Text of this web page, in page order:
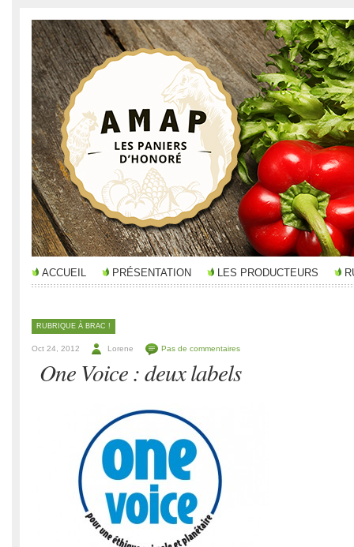
ACCUEIL PRÉSENTATION LES PRODUCTEURS
RUBRIQUE À BRAC !
Oct 24, 2012 Lorene Pas de commentaires
One Voice : deux labels